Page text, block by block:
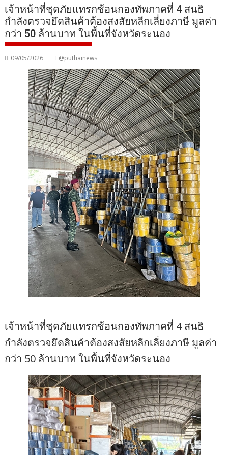
เจ้าหน้าที่ชุดภัยแทรกซ้อนกองทัพภาคที่ 4 สนธิ
กำลังตรวจยึดสินค้าต้องสงสัยหลีกเลี่ยงภาษี มูลค่า
กว่า 50 ล้านบาท ในพื้นที่จังหวัดระนอง
09/05/2026 @puthainews
เจ้าหน้าที่ชุดภัยแทรกซ้อนกองทัพภาคที่ 4 สนธิ
กำลังตรวจยึดสินค้าต้องสงสัยหลีกเลี่ยงภาษี มูลค่า
กว่า 50 ล้านบาท ในพื้นที่จังหวัดระนอง